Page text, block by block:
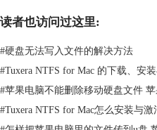
读者也访问过这里:
#硬盘无法写入文件的解决方法
#Tuxera NTFS for Mac 的下载、安
#苹果电脑不能删除移动硬盘文件
#Tuxera NTFS for Mac怎么安装与激